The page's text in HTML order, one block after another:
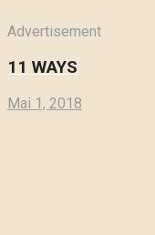
Advertisement
11 WAYS
Mai 1, 2018